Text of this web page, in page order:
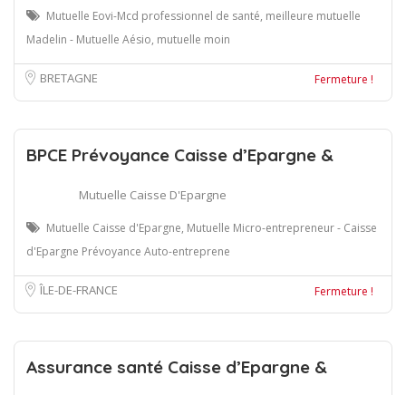
Mutuelle Eovi-Mcd professionnel de santé, meilleure mutuelle
Madelin - Mutuelle Aésio, mutuelle moin
BRETAGNE Fermeture !
BPCE Prévoyance Caisse d’Epargne &
Mutuelle Caisse D'Epargne
Mutuelle Caisse d'Epargne, Mutuelle Micro-entrepreneur - Caisse
d'Epargne Prévoyance Auto-entreprene
ÎLE-DE-FRANCE Fermeture !
Assurance santé Caisse d’Epargne &